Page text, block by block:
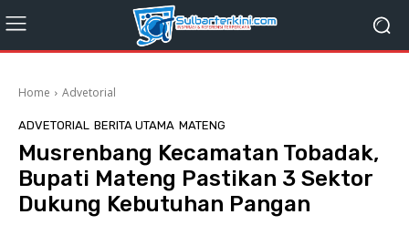
Home Advetorial
ADVETORIAL BERITA UTAMA MATENG
Musrenbang Kecamatan Tobadak,
Bupati Mateng Pastikan 3 Sektor
Dukung Kebutuhan Pangan